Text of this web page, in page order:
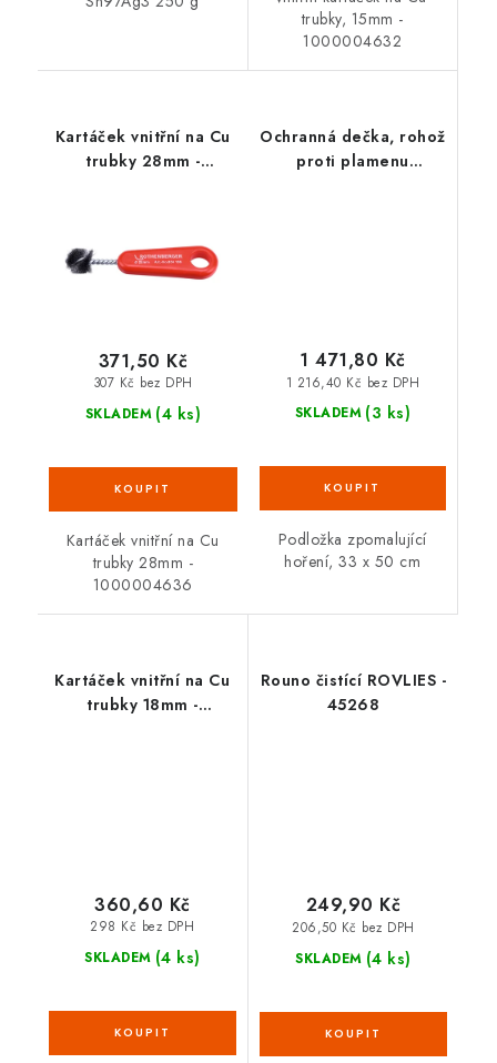
trubky, 15mm -
1000004632
Kartáček vnitřní na Cu
trubky 28mm -
SKLADEM (4 ks)
307 Kč bez DPH
371,50 Kč
Kartáček vnitřní na Cu
trubky 28mm -
1000004636
Ochranná dečka, rohož
proti plamenu
SKLADEM (3 ks)
1 216,40 Kč bez DPH
1 471,80 Kč
Podložka zpomalující
hoření, 33 x 50 cm
Kartáček vnitřní na Cu
trubky 18mm -
SKLADEM (4 ks)
298 Kč bez DPH
360,60 Kč
Rouno čistící ROVLIES -
45268
SKLADEM (4 ks)
206,50 Kč bez DPH
249,90 Kč